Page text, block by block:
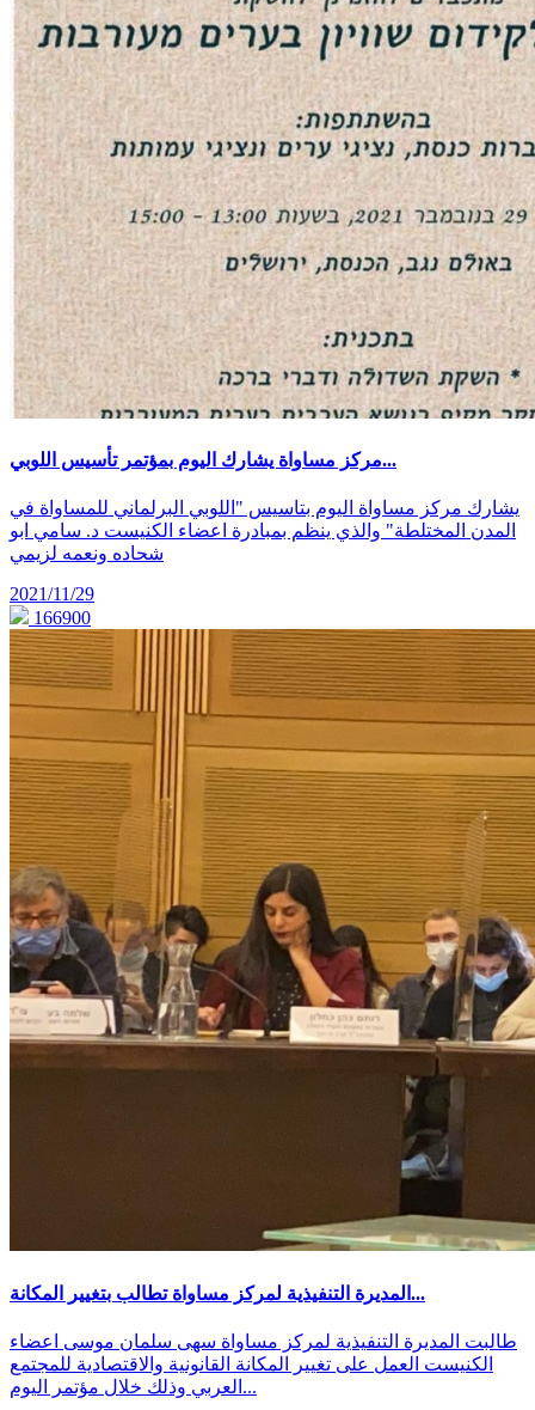
مركز مساواة يشارك اليوم بمؤتمر تأسيس اللوبي...
يشارك مركز مساواة اليوم بتاسيس "اللوبي البرلماني للمساواة في
المدن المختلطة" والذي ينظم بمبادرة اعضاء الكنيست د. سامي ابو
شحاده ونعمه لزيمي
2021/11/29
166900
المديرة التنفيذية لمركز مساواة تطالب بتغيير المكانة...
طالبت المديرة التنفيذية لمركز مساواة سهى سلمان موسى اعضاء
الكنيست العمل على تغيير المكانة القانونية والاقتصادية للمجتمع
العربي وذلك خلال مؤتمر اليوم...